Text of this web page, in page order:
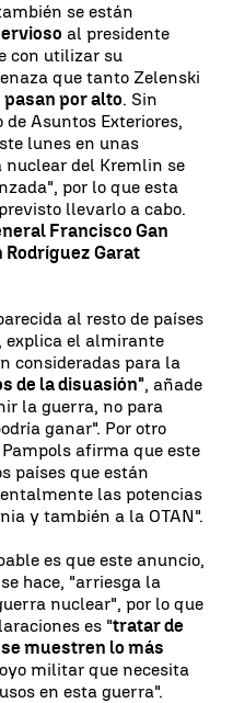
se están
al presidente
con utilizar su
que tanto Zelenski
pasan por alto. Sin
Asuntos Exteriores,
lunes en unas
del Kremlin se
por lo que esta
llevarlo a cabo.
Francisco Gan
Garat
al resto de países
explica el almirante
consideradas para la
de la disuasión", añade
la guerra, no para
ganar". Por otro
afirma que este
países que están
las potencias
y también a la OTAN".
es que este anuncio,
hace, "arriesga la
nuclear", por lo que
es "tratar de
muestren lo más
militar que necesita
en esta guerra".